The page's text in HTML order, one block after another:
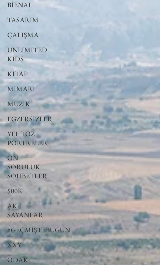
BİENAL
TASARIM
ÇALIŞMA
UNLIMITED
KIDS
KİTAP
MİMARİ
MÜZİK
EGZERSİZLER
YEL TOZ
PORTRELER
ON
SORULUK
SOHBETLER
500K
AK-
SAYANLAR
#GEÇMİŞTEBUGÜN
XXY
ODAK: